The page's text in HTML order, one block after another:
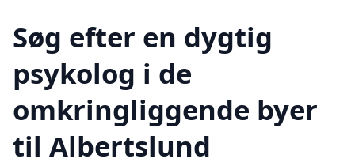
Søg efter en dygtig
psykolog i de
omkringliggende byer
til Albertslund